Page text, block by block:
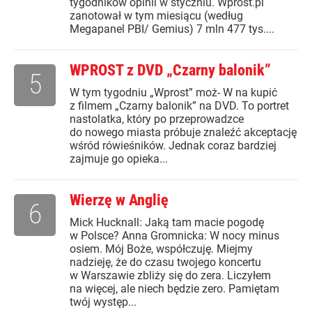
zanotował w tym miesiącu (według
Megapanel PBI/ Gemius) 7 mln 477 tys....
WPROST z DVD „Czarny balonik”
W tym tygodniu „Wprost” moż- W na kupić
z filmem „Czarny balonik” na DVD. To portret
nastolatka, który po przeprowadzce
do nowego miasta próbuje znaleźć akceptację
wśród rówieśników. Jednak coraz bardziej
zajmuje go opieka...
5
Wierzę w Anglię
Mick Hucknall: Jaką tam macie pogodę
w Polsce? Anna Gromnicka: W nocy minus
osiem. Mój Boże, współczuję. Miejmy
nadzieję, że do czasu twojego koncertu
w Warszawie zbliży się do zera. Liczyłem
na więcej, ale niech będzie zero. Pamiętam
twój występ...
6